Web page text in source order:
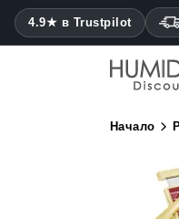
4.9★ в Trustpilot
Начало